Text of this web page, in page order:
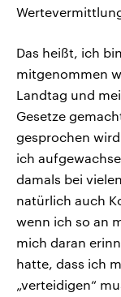
Das heißt, ich
mitgenommen
Landtag und
Gesetze
gesprochen
ich
damals bei
natürlich auch
wenn ich so an
mich daran
hatte, dass ich
„verteidigen“